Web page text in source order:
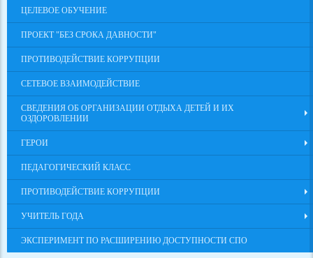
ЦЕЛЕВОЕ ОБУЧЕНИЕ
ПРОЕКТ "БЕЗ СРОКА ДАВНОСТИ"
ПРОТИВОДЕЙСТВИЕ КОРРУПЦИИ
СЕТЕВОЕ ВЗАИМОДЕЙСТВИЕ
СВЕДЕНИЯ ОБ ОРГАНИЗАЦИИ ОТДЫХА ДЕТЕЙ И ИХ
ОЗДОРОВЛЕНИИ
ГЕРОИ
ПЕДАГОГИЧЕСКИЙ КЛАСС
ПРОТИВОДЕЙСТВИЕ КОРРУПЦИИ
УЧИТЕЛЬ ГОДА
ЭКСПЕРИМЕНТ ПО РАСШИРЕНИЮ ДОСТУПНОСТИ СПО